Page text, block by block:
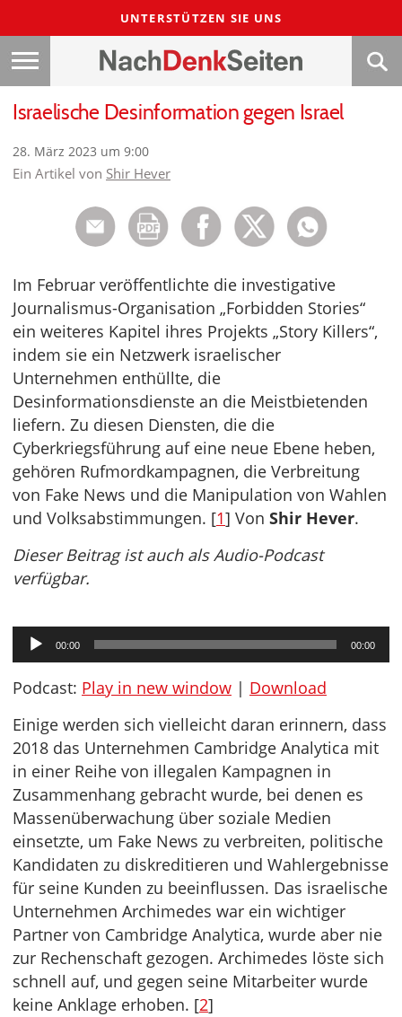
UNTERSTÜTZEN SIE UNS
Israelische Desinformation gegen Israel
28. März 2023 um 9:00
Ein Artikel von Shir Hever
Im Februar veröffentlichte die investigative
Journalismus-Organisation „Forbidden Stories“
ein weiteres Kapitel ihres Projekts „Story Killers“,
indem sie ein Netzwerk israelischer
Unternehmen enthüllte, die
Desinformationsdienste an die Meistbietenden
liefern. Zu diesen Diensten, die die
Cyberkriegsführung auf eine neue Ebene heben,
gehören Rufmordkampagnen, die Verbreitung
von Fake News und die Manipulation von Wahlen
und Volksabstimmungen. [1] Von Shir Hever.
Dieser Beitrag ist auch als Audio-Podcast
verfügbar.
Audio-
Player
00:00 00:00
Podcast: Play in new window | Download
Einige werden sich vielleicht daran erinnern, dass
2018 das Unternehmen Cambridge Analytica mit
in einer Reihe von illegalen Kampagnen in
Zusammenhang gebracht wurde, bei denen es
Massenüberwachung über soziale Medien
einsetzte, um Fake News zu verbreiten, politische
Kandidaten zu diskreditieren und Wahlergebnisse
für seine Kunden zu beeinflussen. Das israelische
Unternehmen Archimedes war ein wichtiger
Partner von Cambridge Analytica, wurde aber nie
zur Rechenschaft gezogen. Archimedes löste sich
schnell auf, und gegen seine Mitarbeiter wurde
keine Anklage erhoben. [2]